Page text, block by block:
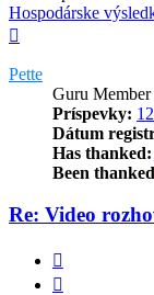
Hospodárske
Pette
Guru
Príspevky:
Dátum
Has thanked:
Been
Re: Video